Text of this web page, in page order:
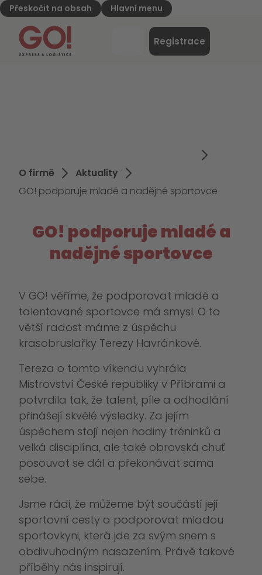
Přeskočit na obsah Hlavní menu
GO! Express & Logistics - na úvodní stránku
Registrace
Přihlášení
O firmě
Aktuality
GO! podporuje mladé a nadějné sportovce
GO! podporuje mladé a
nadějné sportovce
V GO! věříme, že podporovat mladé a
talentované sportovce má smysl. O to
větší radost máme z úspěchu
krasobruslařky Terezy Havránkové.
Tereza o tomto víkendu vyhrála
Mistrovství České republiky v Příbrami a
potvrdila tak, že talent, píle a odhodlání
přinášejí skvělé výsledky. Za jejím
úspěchem stojí nejen hodiny tréninků a
velká disciplína, ale také obrovská chuť
posouvat se dál a překonávat sama
sebe.
Jsme rádi, že můžeme být součástí její
sportovní cesty a podporovat mladou
sportovkyni, která jde za svým snem s
obdivuhodným nasazením. Právě takové
příběhy nás inspirují.